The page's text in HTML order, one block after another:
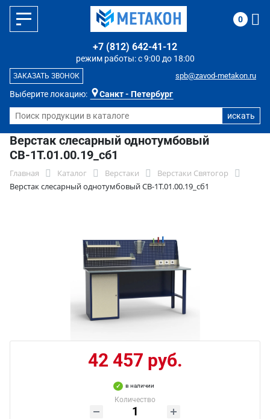
Выберите локацию: Санкт - Петербург
режим работы: с 9:00 до 18:00
+7 (812) 642-41-12
spb@zavod-metakon.ru
ЗАКАЗАТЬ ЗВОНОК
0
Верстак слесарный однотумбовый
СВ-1Т.01.00.19_сб1
Главная Каталог Верстаки
Верстаки Святогор
Верстак слесарный однотумбовый СВ-1Т.01.00.19_сб1
42 457 руб.
в наличии
Количество